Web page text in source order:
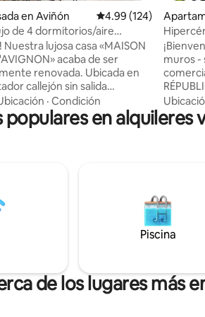
en Aviñón Calificación
4.99 (124)
de 4 dormitorios/aire
patio/Palacio de los Papas
Nuestra lujosa casa «MAISON
acaba de ser
renovada. Ubicada en
callejón sin salida
en el centro histórico, con
completo, ofrece 4
4 baños privados. El gran
3 minutos a pie. La bodega
selección de Côtes du Rhône.
ideal para explorar Aviñón y
· Condición
muros -
ciudad,
Papas,
Oficina
Jaurès ¡Presente a la llegada y a la salida
para
cálida!
populares en alquileres
Piscina
de los lugares más